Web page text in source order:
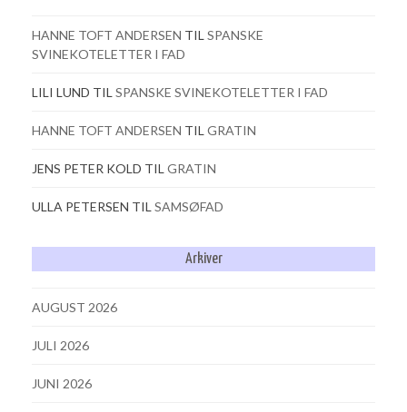
HANNE TOFT ANDERSEN TIL SPANSKE
SVINEKOTELETTER I FAD
LILI LUND TIL SPANSKE SVINEKOTELETTER I FAD
HANNE TOFT ANDERSEN TIL GRATIN
JENS PETER KOLD TIL GRATIN
ULLA PETERSEN TIL SAMSØFAD
Arkiver
AUGUST 2026
JULI 2026
JUNI 2026